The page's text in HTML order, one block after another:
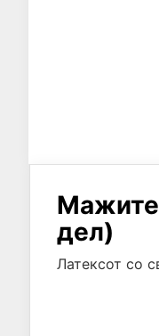
Мажите
дел)
Латексот со